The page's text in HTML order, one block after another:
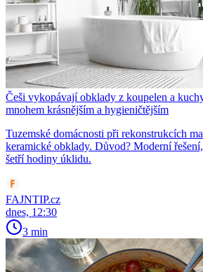
Češi vykopávají obklady z koupelen a
mnohem krásnějším a hygieničtějším
Tuzemské domácnosti při rekonstrukcích
keramické obklady. Důvod? Moderní
šetří hodiny úklidu.
FAJNTIP.cz
dnes, 12:30
3 min